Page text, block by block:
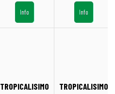
Info Info
TROPICALISIMO TROPICALISIMO